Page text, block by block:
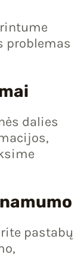
problemas
dalies
pastabų